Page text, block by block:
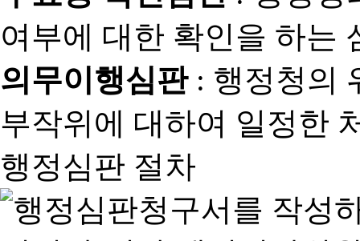
여부에 대한 확인을 하는
의무이행심판: 행정청의
부작위에 대하여 일정한
행정심판 절차